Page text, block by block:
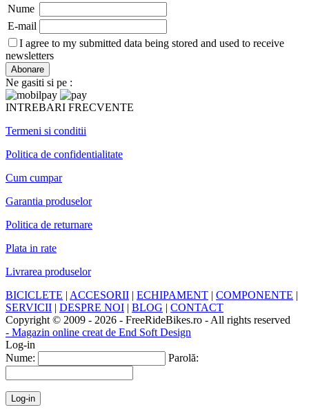
Nume
E-mail
I agree to my submitted data being stored and used to receive
newsletters
Ne gasiti si pe :
INTREBARI FRECVENTE
Termeni si conditii
Politica de confidentialitate
Cum cumpar
Garantia produselor
Politica de returnare
Plata in rate
Livrarea produselor
BICICLETE | ACCESORII | ECHIPAMENT | COMPONENTE |
SERVICII | DESPRE NOI | BLOG | CONTACT
Copyright © 2009 - 2026 - FreeRideBikes.ro - All rights reserved
- Magazin online creat de End Soft Design
Log-in
Nume:
Parolă: